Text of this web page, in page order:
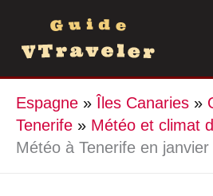
contenu
Espagne » Îles Canaries »
Tenerife » Météo et climat
Météo à Tenerife en janvier